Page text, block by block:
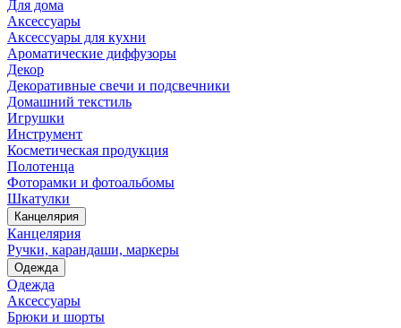
Для дома
Аксессуары
Аксессуары для кухни
Ароматические диффузоры
Декор
Декоративные свечи и подсвечники
Домашний текстиль
Игрушки
Инструмент
Косметическая продукция
Полотенца
Фоторамки и фотоальбомы
Шкатулки
Канцелярия
Канцелярия
Ручки, карандаши, маркеры
Одежда
Одежда
Аксессуары
Брюки и шорты